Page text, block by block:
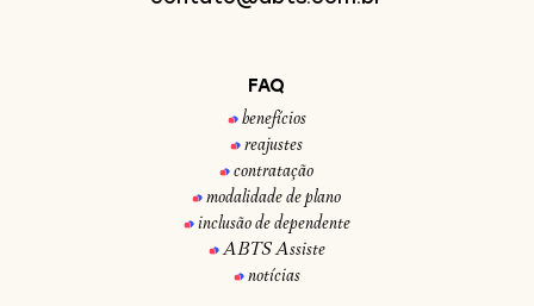
FAQ
benefícios
reajustes
contratação
modalidade de plano
inclusão de dependente
ABTS Assiste
notícias